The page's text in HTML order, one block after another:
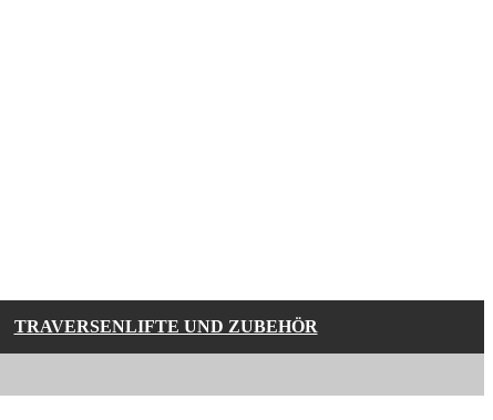
TRAVERSENLIFTE UND ZUBEHÖR